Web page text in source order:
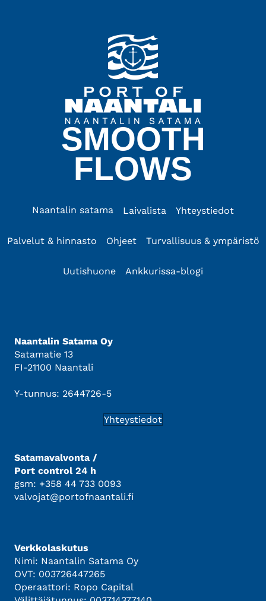
SMOOTH
FLOWS
Naantalin satama Laivalista Yhteystiedot
Palvelut & hinnasto Ohjeet Turvallisuus & ympäristö
Uutishuone Ankkurissa-blogi
Naantalin Satama Oy
Satamatie 13
FI-21100 Naantali
Y-tunnus: 2644726-5
Yhteystiedot
Satamavalvonta /
Port control 24 h
gsm: +358 44 733 0093
valvojat@portofnaantali.fi
Verkkolaskutus
Nimi: Naantalin Satama Oy
OVT: 003726447265
Operaattori: Ropo Capital